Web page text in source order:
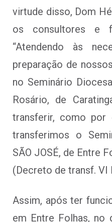
virtude disso, Dom
os consultores e
“Atendendo às
preparação de
no Seminário
Rosário, de
transferir, como por
transferimos o
SÃO JOSÉ, de Entre
(Decreto de transf. VI
Assim, após ter
em Entre Folhas, no